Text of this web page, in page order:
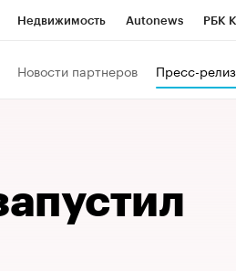
Недвижимость Autonews РБК
Новости партнеров Пресс-